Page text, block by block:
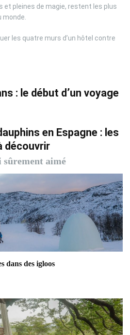
et pleines de magie, restent les plus
les quatre murs d’un hôtel contre
: le début d’un voyage
en Espagne : les
découvrir
sûrement aimé
dans des igloos